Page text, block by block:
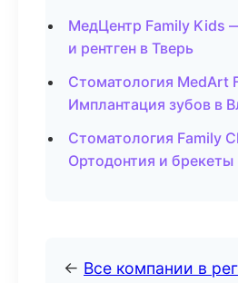
МедЦентр Family Kids
и рентген в Тверь
Стоматология MedArt
Имплантация зубов в
Стоматология Family
Ортодонтия и брекеты
← Все компании в